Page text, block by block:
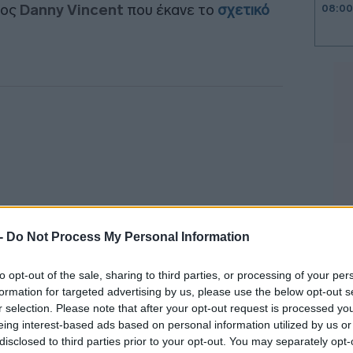
Do Not Process My Personal Information
opt-out of the sale, sharing to third parties, or processing of your
for targeted advertising by us, please use the below opt-out
selection. Please note that after your opt-out request is processed
interest-based ads based on personal information utilized by us
to third parties prior to your opt-out. You may separately
Danny Vincent που έκανε το σχετικό
χρήμα, το οποίο πιστώνεται στο
Κάθε φορά που λύνεται ένας
08:00
23:32
23:17